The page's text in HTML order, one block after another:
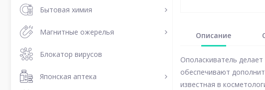
Бытовая химия
Магнитные ожерелья
Блокатор вирусов
Японская аптека
Описание
Ополаскиватель
обеспечивают
известная в